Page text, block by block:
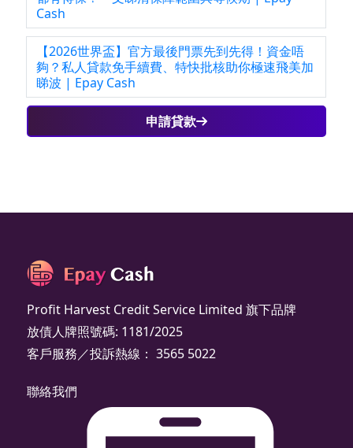
Cash
【2026世界盃】官方最後門票先到先得！資金唔
夠？私人貸款免手續費、特快批核助你極速飛美加
睇波 | Epay Cash
申請貸款
Profit Harvest Credit Service Limited 旗下品牌
放債人牌照號碼: 1181/2025
客戶服務／投訴熱線： 3565 5022
聯絡我們